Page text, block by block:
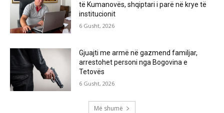
të Kumanovës, shqiptari i parë në krye të
institucionit
6 Gusht, 2026
Gjuajti me armë në gazmend familjar,
arrestohet personi nga Bogovina e
Tetovës
6 Gusht, 2026
Më shumë